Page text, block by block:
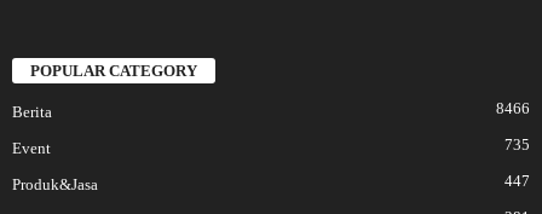
POPULAR CATEGORY
Berita 8466
Event 735
Produk&Jasa 447